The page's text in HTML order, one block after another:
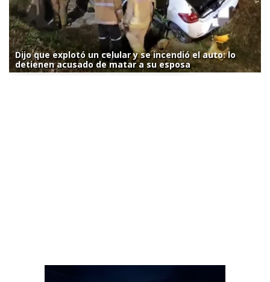
Dijo que explotó un celular y se incendió el auto: lo
detienen acusado de matar a su esposa